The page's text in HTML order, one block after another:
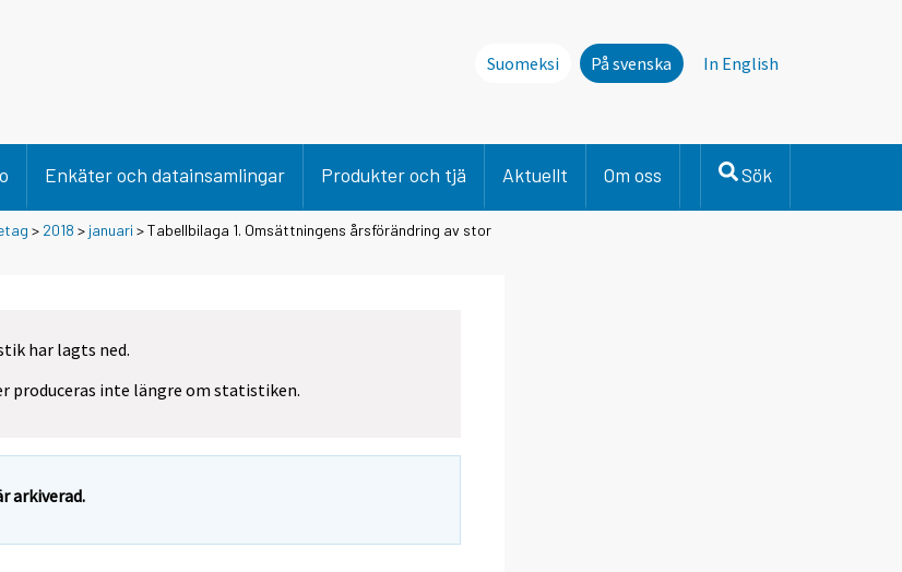
Suomeksi På svenska In English
Enkäter och datainsamlingar Produkter och tjä Aktuellt Om oss Sök
> 2018 > januari > Tabellbilaga 1. Omsättningens årsförändring av stor
har lagts ned.
produceras inte längre om statistiken.
arkiverad.